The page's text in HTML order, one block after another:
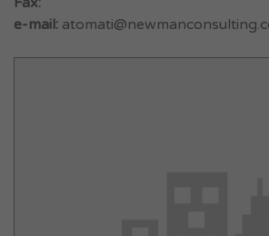
e-mail: